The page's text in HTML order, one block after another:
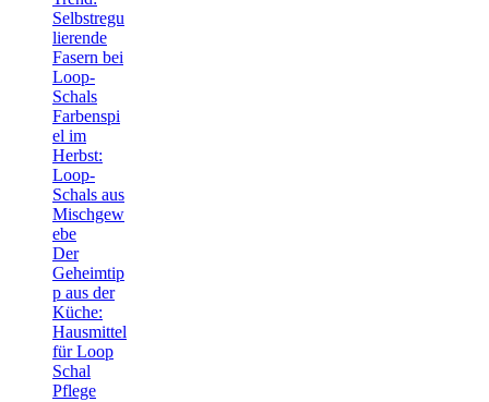
Selbstregu
lierende
Fasern bei
Loop-
Schals
Farbenspi
el im
Herbst:
Loop-
Schals aus
Mischgew
ebe
Der
Geheimtip
p aus der
Küche:
Hausmittel
für Loop
Schal
Pflege